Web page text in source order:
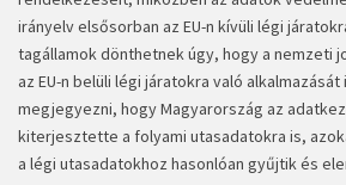
irányelv elsősorban az EU-n kívüli légi
tagállamok dönthetnek úgy, hogy a nemzeti
az EU-n belüli légi járatokra való
megjegyezni, hogy Magyarország az
kiterjesztette a folyami utasadatokra is,
a légi utasadatokhoz hasonlóan gyűjtik és